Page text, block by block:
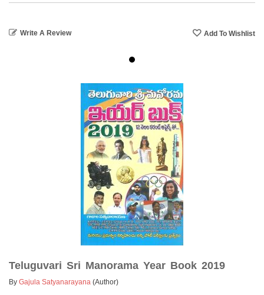
Write A Review
Teluguvari Sri Manorama Year Book 2019
By Gajula Satyanarayana (Author)